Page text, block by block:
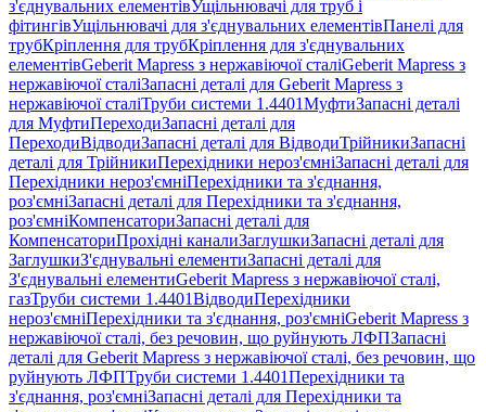
з'єднувальних елементівУщільнювачі для труб і
фітингівУщільнювачі для з'єднувальних елементівПанелі для
трубКріплення для трубКріплення для з'єднувальних
елементівGeberit Mapress з нержавіючої сталіGeberit Mapress з
нержавіючої сталіЗапасні деталі для Geberit Mapress з
нержавіючої сталіТруби системи 1.4401МуфтиЗапасні деталі
для МуфтиПереходиЗапасні деталі для
ПереходиВідводиЗапасні деталі для ВідводиТрійникиЗапасні
деталі для ТрійникиПерехідники нероз'ємніЗапасні деталі для
Перехідники нероз'ємніПерехідники та з'єднання,
роз'ємніЗапасні деталі для Перехідники та з'єднання,
роз'ємніКомпенсаториЗапасні деталі для
КомпенсаториПрохідні каналиЗаглушкиЗапасні деталі для
ЗаглушкиЗ'єднувальні елементиЗапасні деталі для
З'єднувальні елементиGeberit Mapress з нержавіючої сталі,
газТруби системи 1.4401ВідводиПерехідники
нероз'ємніПерехідники та з'єднання, роз'ємніGeberit Mapress з
нержавіючої сталі, без речовин, що руйнують ЛФПЗапасні
деталі для Geberit Mapress з нержавіючої сталі, без речовин, що
руйнують ЛФПТруби системи 1.4401Перехідники та
з'єднання, роз'ємніЗапасні деталі для Перехідники та